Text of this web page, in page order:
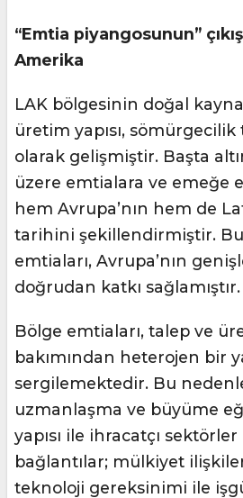
“Emtia piyangosunun”
Amerika
LAK bölgesinin doğal
üretim yapısı, sömürgecilik
olarak gelişmiştir. Başta
üzere emtialara ve emeğe
hem Avrupa’nın hem de
tarihini şekillendirmiştir.
emtiaları, Avrupa’nın
doğrudan katkı sağlamıştır.
Bölge emtiaları, talep ve
bakımından heterojen bir
sergilemektedir. Bu
uzmanlaşma ve büyüme
yapısı ile ihracatçı sektörler
bağlantılar; mülkiyet
teknoloji gereksinimi ile